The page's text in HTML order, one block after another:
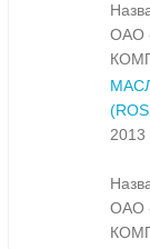
ОАО
2013
ОАО